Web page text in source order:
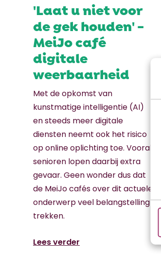
'Laat u niet voor
de gek houden' -
MeiJo café
digitale
weerbaarheid
Met de opkomst van
kunstmatige intelligentie (AI)
en steeds meer digitale
diensten neemt ook het risico
op online oplichting toe. Vooral
senioren lopen daarbij extra
gevaar. Geen wonder dus dat
de MeiJo cafés over dit actuele
onderwerp veel belangstelling
trekken.
Lees verder